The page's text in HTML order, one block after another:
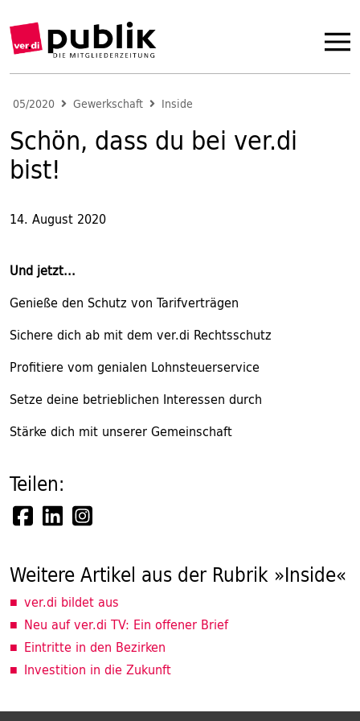
05/2020 Gewerkschaft Inside
Schön, dass du bei ver.di
bist!
14. August 2020
Und jetzt...
Genieße den Schutz von Tarifverträgen
Sichere dich ab mit dem ver.di Rechtsschutz
Profitiere vom genialen Lohnsteuerservice
Setze deine betrieblichen Interessen durch
Stärke dich mit unserer Gemeinschaft
Teilen:
Weitere Artikel aus der Rubrik »Inside«
ver.di bildet aus
Neu auf ver.di TV: Ein offener Brief
Eintritte in den Bezirken
Investition in die Zukunft